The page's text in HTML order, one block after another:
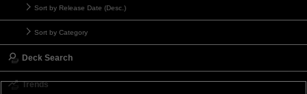
Sort by Release Date (Desc.)
Sort by Category
Deck Search
Trends